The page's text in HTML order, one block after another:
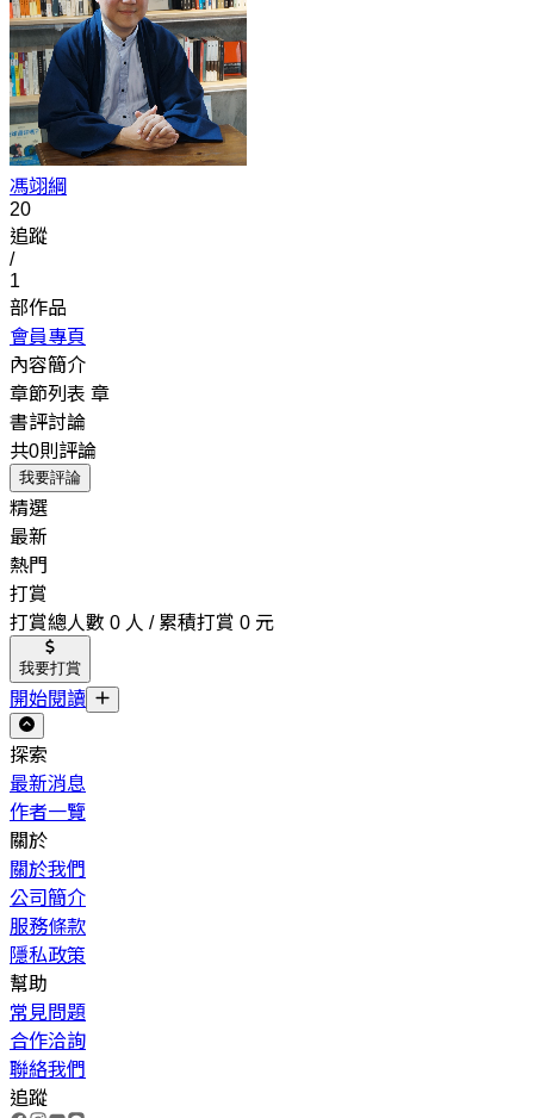
馮翊綱
20
追蹤
/
1
部作品
會員專頁
內容簡介
章節列表 章
書評討論
共0則評論
我要評論
精選
最新
熱門
打賞
打賞總人數 0 人 / 累積打賞 0 元
我要打賞
開始閱讀
探索
最新消息
作者一覽
關於
關於我們
公司簡介
服務條款
隱私政策
幫助
常見問題
合作洽詢
聯絡我們
追蹤